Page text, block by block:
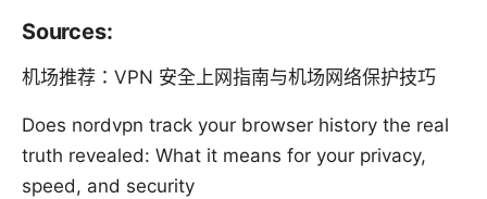
Sources:
机场推荐：VPN 安全上网指南与机场网络保护技巧
Does nordvpn track your browser history the real
truth revealed: What it means for your privacy,
speed, and security